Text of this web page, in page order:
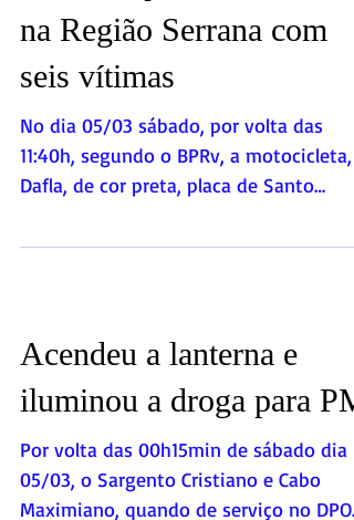
Sábado, quatro acidentes
na Região Serrana com
seis vítimas
No dia 05/03 sábado, por volta das
11:40h, segundo o BPRv, a motocicleta,
Antonio de Pádua, conduzido...
Acendeu a lanterna e
iluminou a droga para PM
Por volta das 00h15min de sábado dia